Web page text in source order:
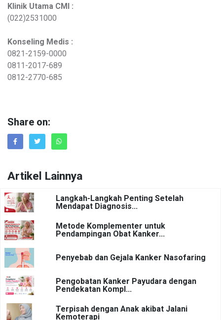
Klinik Utama CMI :
(022)2531000
Konseling Medis :
0821-2159-0000
0811-2017-689
0812-2770-685
Share on:
Artikel Lainnya
Langkah-Langkah Penting Setelah
Mendapat Diagnosis...
Metode Komplementer untuk
Pendampingan Obat Kanker...
Penyebab dan Gejala Kanker Nasofaring
Pengobatan Kanker Payudara dengan
Pendekatan Kompl...
Terpisah dengan Anak akibat Jalani
Kemoterapi